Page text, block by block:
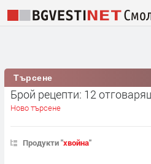
Търсене
Брой рецепти: 12
Ново търсене
Продукти "хвойна"